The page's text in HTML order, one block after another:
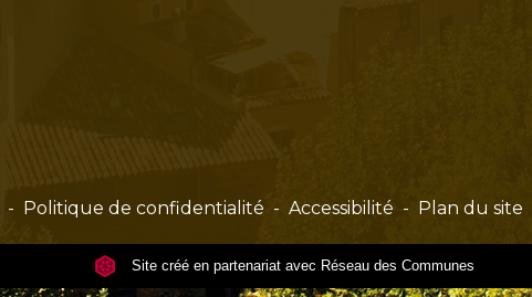
- Politique de confidentialité - Accessibilité - Plan du site
Site créé en partenariat avec Réseau des Communes